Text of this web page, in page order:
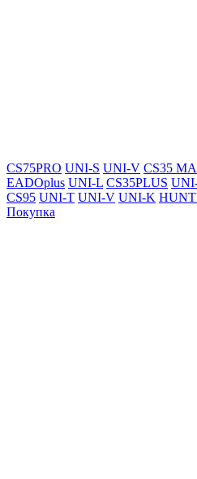
CS75PRO UNI-S UNI-V CS35
EADOplus UNI-L CS35PLUS
CS95 UNI-T UNI-V UNI-K
Покупка